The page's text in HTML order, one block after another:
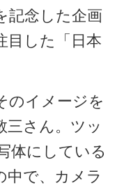
記念した企画
目した「日本
のイメージを
三さん。ツッ
体にしている
中で、カメラ